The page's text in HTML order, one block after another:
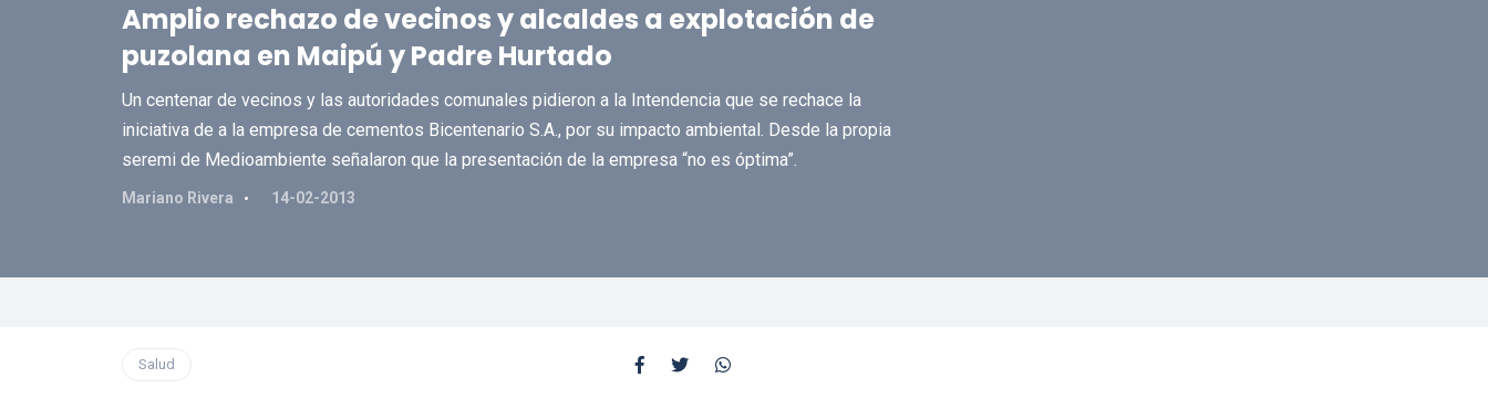
Amplio rechazo de vecinos y alcaldes a explotación de
puzolana en Maipú y Padre Hurtado
Un centenar de vecinos y las autoridades comunales pidieron a la Intendencia que se rechace la
iniciativa de a la empresa de cementos Bicentenario S.A., por su impacto ambiental. Desde la propia
seremi de Medioambiente señalaron que la presentación de la empresa “no es óptima”.
Mariano Rivera 14-02-2013
Salud